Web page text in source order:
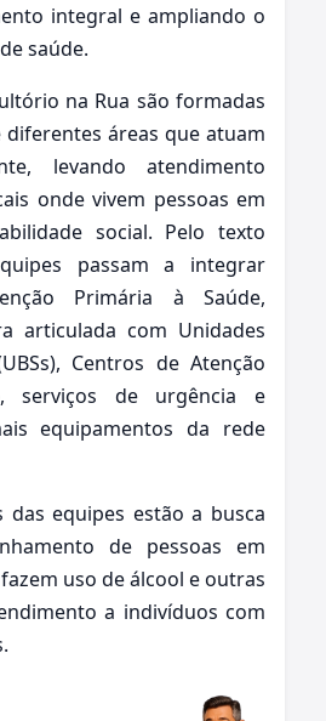
integral e ampliando o
saúde.
na Rua são formadas
áreas que atuam
levando atendimento
onde vivem pessoas em
social. Pelo texto
passam a integrar
Primária à Saúde,
articulada com Unidades
Centros de Atenção
serviços de urgência e
equipamentos da rede
das equipes estão a busca
de pessoas em
uso de álcool e outras
a indivíduos com